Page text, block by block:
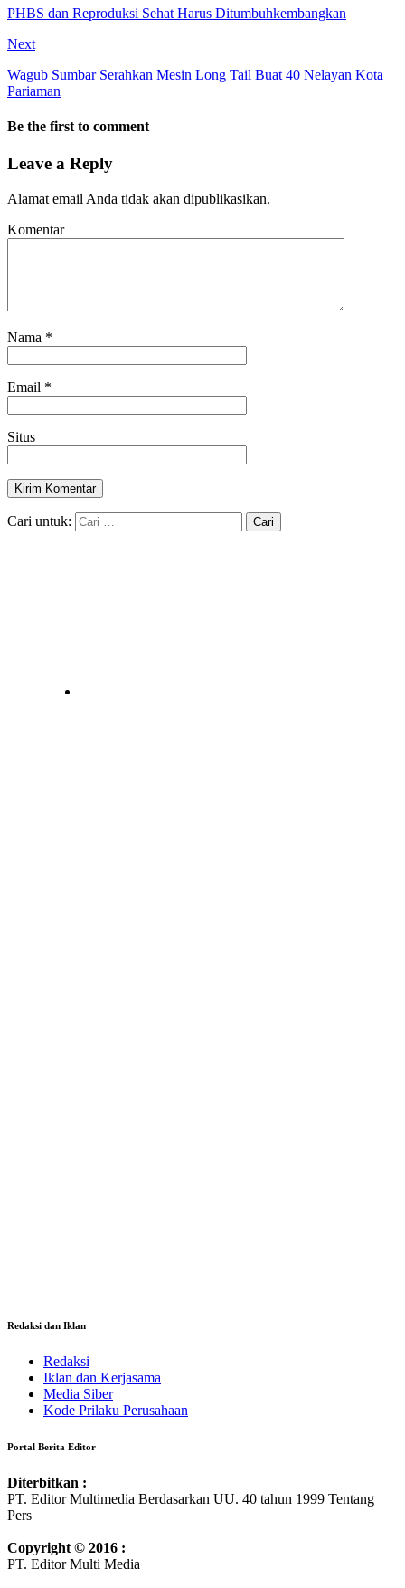
PHBS dan Reproduksi Sehat Harus Ditumbuhkembangkan
Next
Wagub Sumbar Serahkan Mesin Long Tail Buat 40 Nelayan Kota
Pariaman
Be the first to comment
Leave a Reply
Alamat email Anda tidak akan dipublikasikan.
Komentar
Nama *
Email *
Situs
Cari untuk:
Redaksi dan Iklan
Redaksi
Iklan dan Kerjasama
Media Siber
Kode Prilaku Perusahaan
Portal Berita Editor
Diterbitkan :
PT. Editor Multimedia Berdasarkan UU. 40 tahun 1999 Tentang
Pers
Copyright © 2016 :
PT. Editor Multi Media